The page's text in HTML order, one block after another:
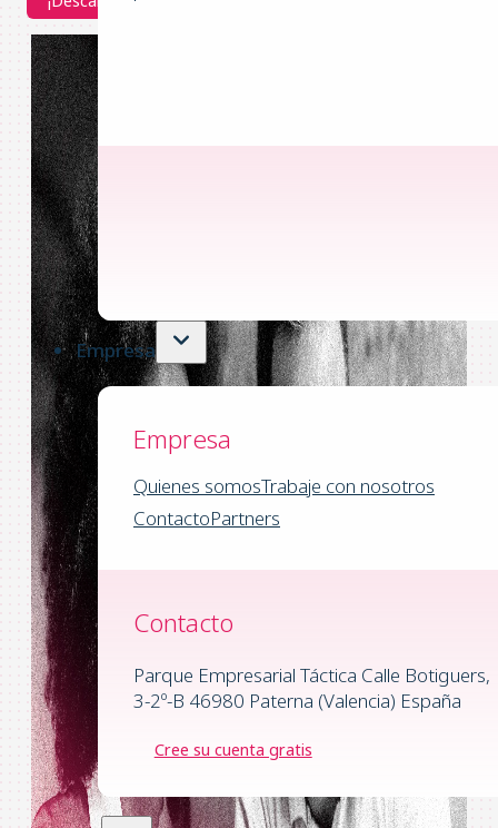
Empresa
Empresa
Quienes somosTrabaje con nosotros
ContactoPartners
Contacto
Parque Empresarial Táctica Calle Botiguers,
3-2º-B 46980 Paterna (Valencia) España
Cree su cuenta gratis